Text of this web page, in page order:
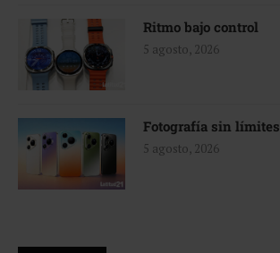
Ritmo bajo control
5 agosto, 2026
Fotografía sin límites
5 agosto, 2026